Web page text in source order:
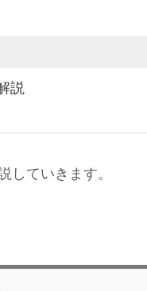
説
していきます。